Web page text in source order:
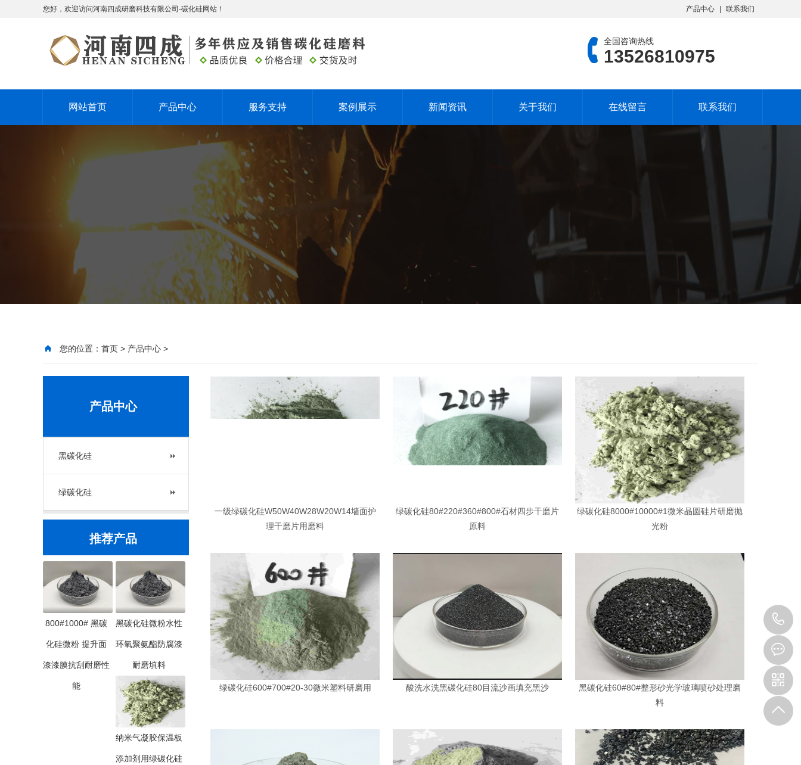
您好，欢迎访问河南四成研磨科技有限公司-碳化硅网站！ 产品中心 联系我们
全国咨询热线
13526810975
网站首页 产品中心 服务支持 案例展示 新闻资讯 关于我们 在线留言 联系我们
您的位置： 首页 > 产品中心 >
产品中心
黑碳化硅
绿碳化硅
推荐产品
800#1000# 黑碳
化硅微粉 提升面
漆漆膜抗刮耐磨性
能
黑碳化硅微粉水性
环氧聚氨酯防腐漆
耐磨填料
纳米气凝胶保温板
添加剂用绿碳化硅
一级绿碳化硅W50W40W28W20W14墙面护
理干磨片用磨料
绿碳化硅80#220#360#800#石材四步干磨片
原料
绿碳化硅8000#10000#1微米晶圆硅片研磨抛
光粉
绿碳化硅600#700#20-30微米塑料研磨用 酸洗水洗黑碳化硅80目流沙画填充黑沙
黑碳化硅60#80#整形砂光学玻璃喷砂处理磨
料